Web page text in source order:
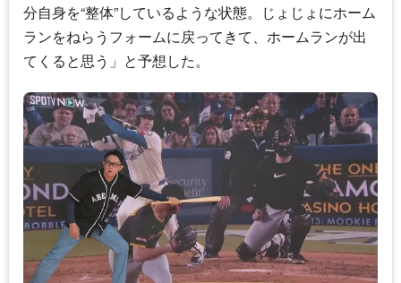
分自身を“整体”しているような状態。じょじょにホーム
ランをねらうフォームに戻ってきて、ホームランが出
てくると思う」と予想した。